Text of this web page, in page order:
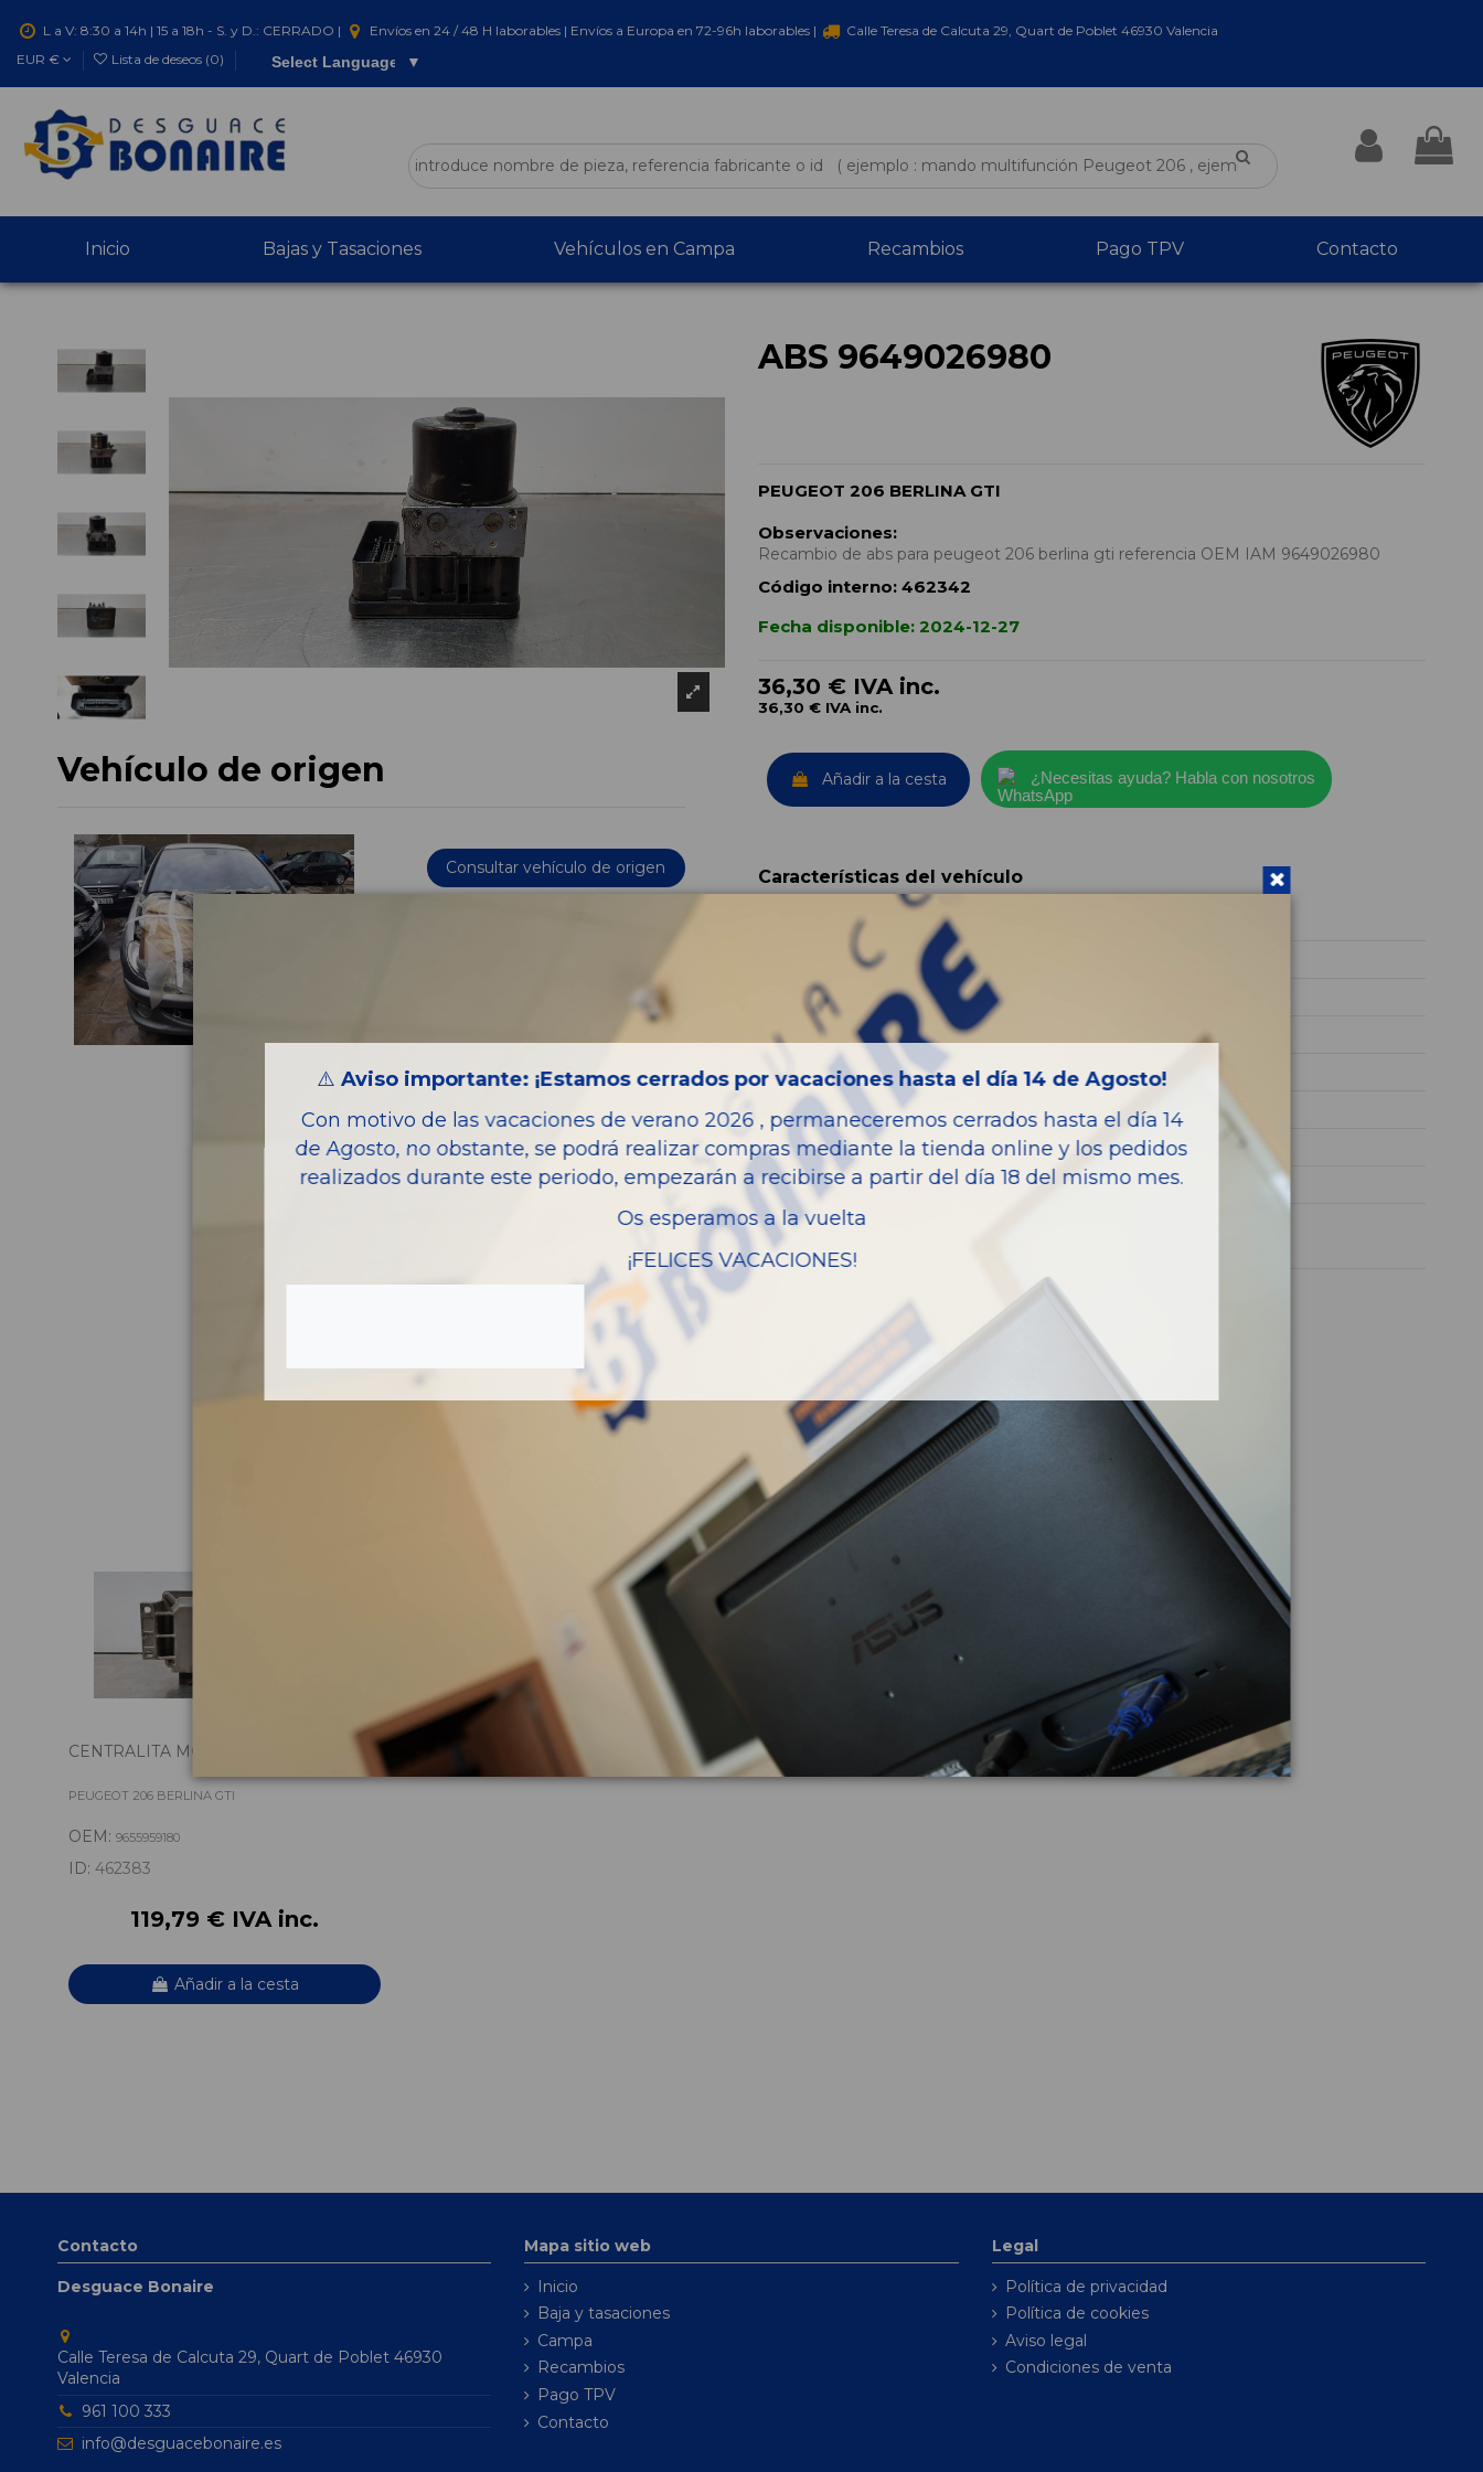
L a V: 8:30 a 14h | 15 a 18h - S. y D.: CERRADO | Envíos en 24 / 48 H laborables | Envíos a Europa en 72-96h laborables |
Calle Teresa de Calcuta 29, Quart de Poblet 46930 Valencia
EUR €
Lista de deseos (0) Select Language ▼
Inicio Bajas y Tasaciones Vehículos en Campa Recambios Pago TPV Contacto
Vehículo de origen
Consultar vehículo de origen
ABS 9649026980
PEUGEOT 206 BERLINA GTI
Observaciones:
Recambio de abs para peugeot 206 berlina gti referencia OEM IAM 9649026980
Código interno: 462342
Fecha disponible: 2024-12-27
36,30 € IVA inc.
36,30 € IVA inc.
Añadir a la cesta ¿Necesitas ayuda? Habla con nosotros
Características del vehículo
Año fabricación
Código motor
Bastidor
VF32CRFNF44250417
Combustible
GASOLINA
Versión
GTI
Potencia
136CV 100KW
Modelo
206 BERLINA
Garantia
Piezas almacenadas del vehículo
CENTRALITA MOTOR UCE 9655959180
PEUGEOT 206 BERLINA GTI
OEM: 9655959180
ID: 462383
119,79 € IVA inc.
Añadir a la cesta
Contacto
Desguace Bonaire
Calle Teresa de Calcuta 29, Quart de Poblet 46930
Valencia
961 100 333
info@desguacebonaire.es
Mapa sitio web
Inicio
Baja y tasaciones
Campa
Recambios
Pago TPV
Contacto
Legal
Política de privacidad
Política de cookies
Aviso legal
Condiciones de venta
⚠️ Aviso importante: ¡Estamos cerrados por vacaciones hasta el día 14 de Agosto!
Con motivo de las vacaciones de verano 2026 , permaneceremos cerrados hasta el día 14
de Agosto, no obstante, se podrá realizar compras mediante la tienda online y los pedidos
realizados durante este periodo, empezarán a recibirse a partir del día 18 del mismo mes.
Os esperamos a la vuelta
¡FELICES VACACIONES!